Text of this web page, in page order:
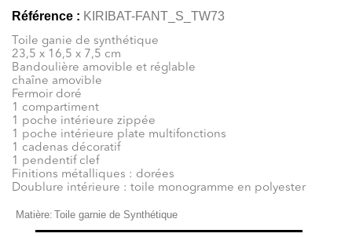
Référence : KIRIBAT-FANT_S_TW73
Toile ganie de synthétique
23,5 x 16,5 x 7,5 cm
Bandoulière amovible et réglable
chaîne amovible
Fermoir doré
1 compartiment
1 poche intérieure zippée
1 poche intérieure plate multifonctions
1 cadenas décoratif
1 pendentif clef
Finitions métalliques : dorées
Doublure intérieure : toile monogramme en polyester
Matière: Toile garnie de Synthétique